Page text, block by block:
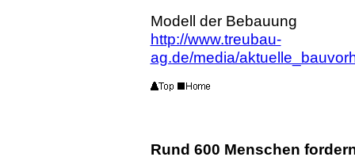
Modell der Bebauung
http://www.treubau-
ag.de/media/
Rund 600 Menschen